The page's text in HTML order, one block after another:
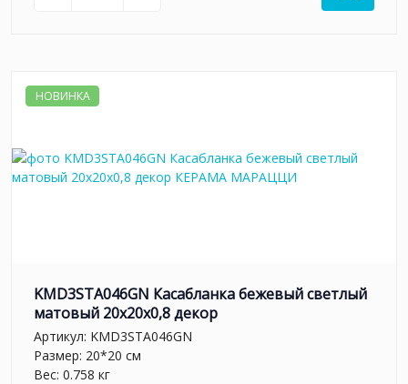
НОВИНКА
KMD3STA046GN Касабланка бежевый светлый
матовый 20x20x0,8 декор
Артикул: KMD3STA046GN
Размер: 20*20 см
Вес: 0.758 кг